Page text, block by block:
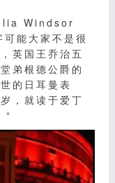
Windsor
能大家不是很
英国王乔治五
弟根德公爵的
的日耳曼表
，就读于爱丁
“